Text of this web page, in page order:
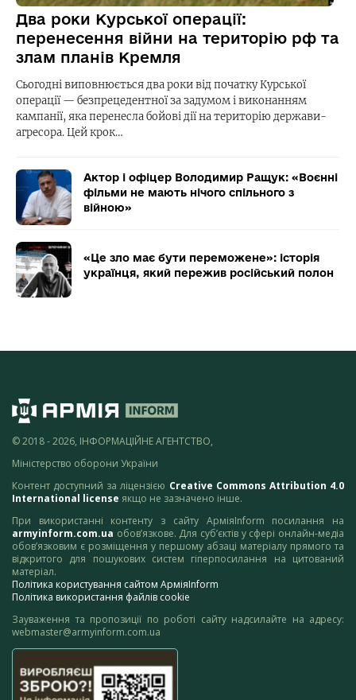
Два роки Курської операції:
перенесення війни на територію рф та
злам планів Кремля
Сьогодні виповнюється два роки від початку Курської
операції — безпрецедентної за задумом і виконанням
кампанії, яка перенесла бойові дії на територію держави-
агресора. Цей крок…
Актор і офіцер Володимир Ращук: «Воєнні
фільми не мають нічого спільного з
війною»
«Це зло має бути переможене»: історія
українця, який пережив російський полон
© 2018 - 2026, ІНФОРМАЦІЙНЕ АГЕНТСТВО,
Міністерство оборони України
Контент доступний за ліцензією Creative Commons Attribution 4.0
International license якщо не зазначено інше.
При використанні контенту з сайту АрміяInform посилання на
armyinform.com.ua обов’язкове. Для суб’єктів у сфері онлайн-медіа
обов’язковим є розміщення у першому абзаці матеріалу прямого та
відкритого для пошукових систем гіперпосилання на цитований
матеріал.
Політика користування сайтом АрміяInform
Політика використання файлів cookie
Зауваження та пропозиції по роботі сайту надсилайте на адресу:
webmaster@armyinform.com.ua